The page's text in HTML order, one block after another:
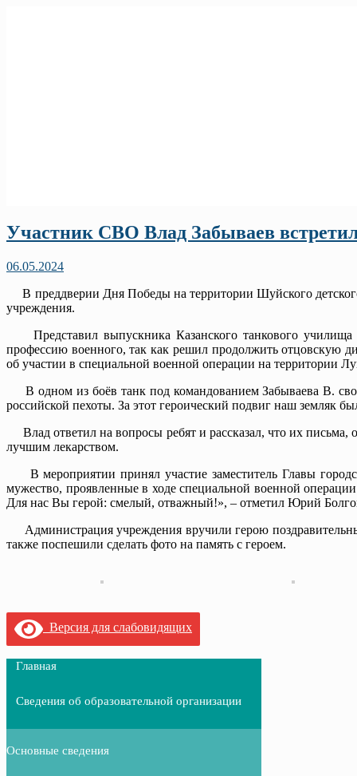
Участник СВО Влад Забываев
06.05.2024
В преддверии Дня Победы на территории Шуйского
учреждения.
Представил выпускника Казанского танкового училища
профессию военного, так как решил продолжить отцовскую
об участии в специальной военной операции на территории
В одном из боёв танк под командованием Забываева В.
российской пехоты. За этот героический подвиг наш земляк
Влад ответил на вопросы ребят и рассказал, что их письма,
лучшим лекарством.
В мероприятии принял участие заместитель Главы
мужество, проявленные в ходе специальной военной
Для нас Вы герой: смелый, отважный!», – отметил Юрий
Администрация учреждения вручили герою
также поспешили сделать фото на память с героем.
Версия для слабовидящих
Главная
Сведения об образовательной организации
Основные сведения